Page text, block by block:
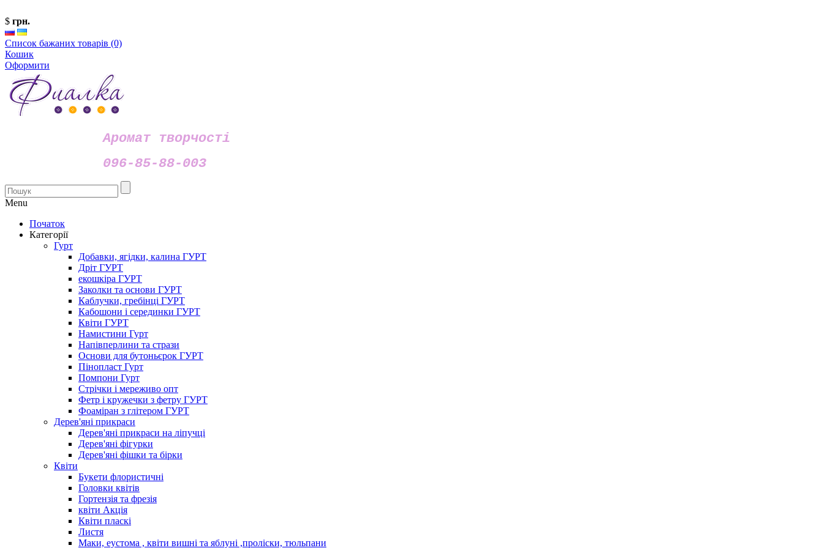
$ грн.
Список бажаних товарів (0)
Кошик
Оформити
Аромат творчості
096-85-88-003
Menu
Початок
Категорії
Гурт
Добавки, ягідки, калина ГУРТ
Дріт ГУРТ
екошкіра ГУРТ
Заколки та основи ГУРТ
Каблучки, гребінці ГУРТ
Кабошони і серединки ГУРТ
Квіти ГУРТ
Намистини Гурт
Напівперлини та стрази
Основи для бутоньєрок ГУРТ
Пінопласт Гурт
Помпони Гурт
Стрічки і мереживо опт
Фетр і кружечки з фетру ГУРТ
Фоаміран з глітером ГУРТ
Дерев'яні прикраси
Дерев'яні прикраси на ліпучці
Дерев'яні фігурки
Дерев'яні фішки та бірки
Квіти
Букети флористичні
Головки квітів
Гортензія та фрезія
квіти Акція
Квіти пласкі
Листя
Маки, еустома , квіти вишні та яблуні ,проліски, тюльпани